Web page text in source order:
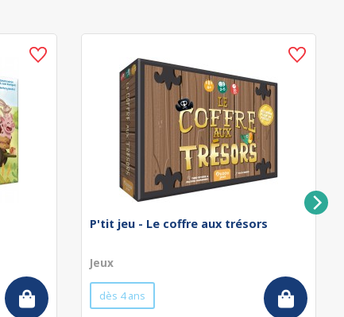
P'tit jeu - Le coffre aux trésors
Jeux
dès 4 ans